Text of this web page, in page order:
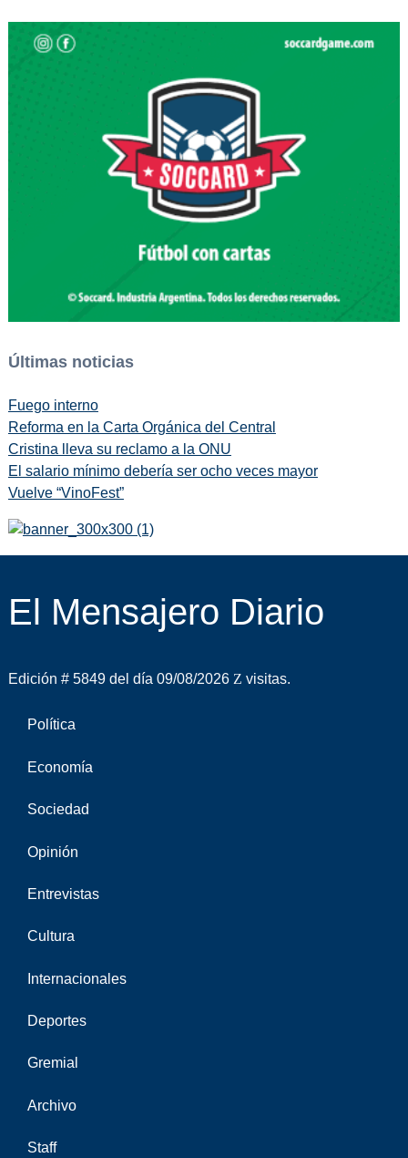
Últimas noticias
Fuego interno
Reforma en la Carta Orgánica del Central
Cristina lleva su reclamo a la ONU
El salario mínimo debería ser ocho veces mayor
Vuelve “VinoFest”
El Mensajero Diario
Edición # 5849 del día 09/08/2026 visitas.
Política
Economía
Sociedad
Opinión
Entrevistas
Cultura
Internacionales
Deportes
Gremial
Archivo
Staff